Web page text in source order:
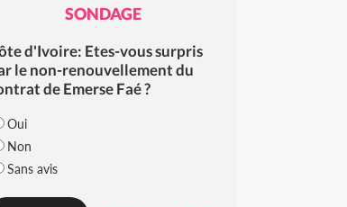
SONDAGE
d'Ivoire: Etes-vous surpris
le non-renouvellement du
de Emerse Faé ?
Oui
Non
Sans avis